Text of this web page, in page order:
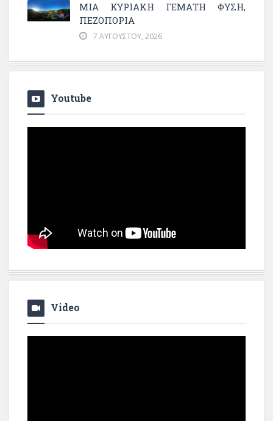
ΜΙΑ ΚΥΡΙΑΚΉ ΓΕΜΆΤΗ ΦΎΣΗ,
ΠΕΖΟΠΟΡΊΑ
7 ΑΥΓΟΎΣΤΟΥ, 2026
Youtube
Video